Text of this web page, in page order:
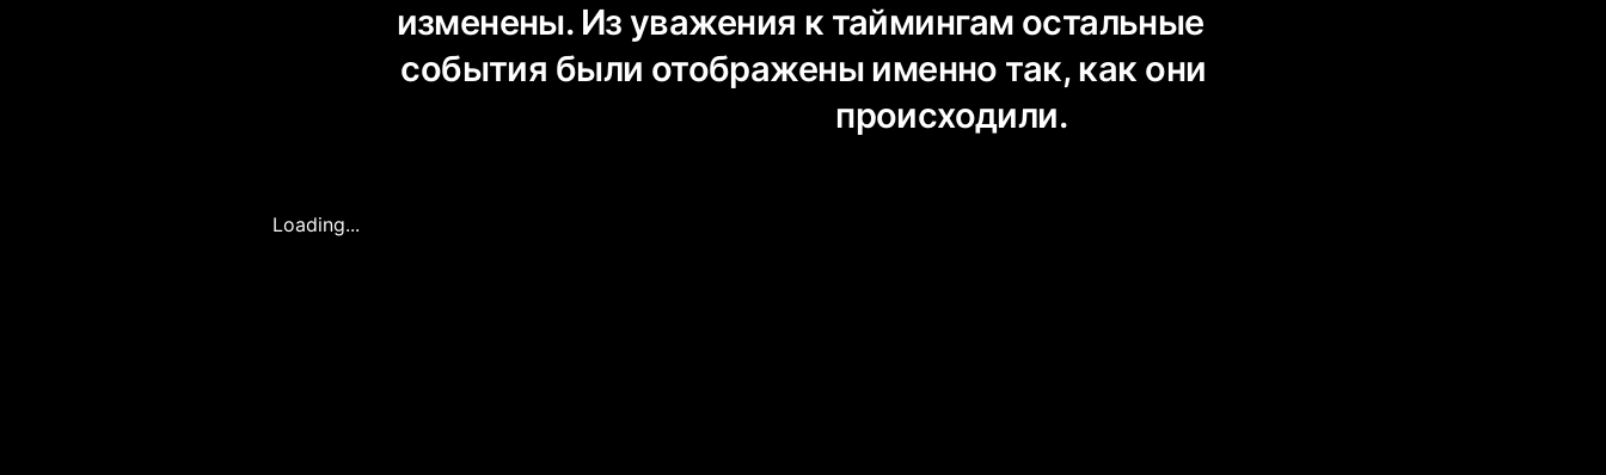
изменены. Из уважения к таймингам остальные
события были отображены именно так, как они
происходили.
Loading...